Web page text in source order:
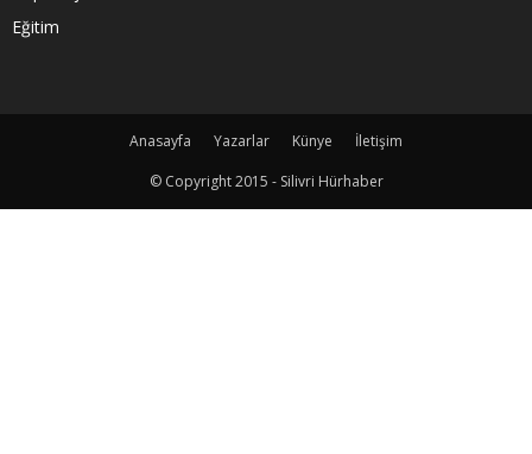
Eğitim
Anasayfa Yazarlar Künye
İletişim
© Copyright 2015 - Silivri Hürhaber